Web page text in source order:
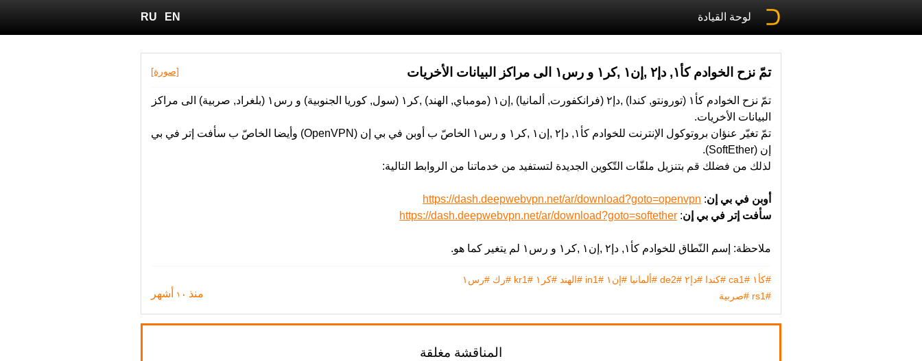
لوحة القيادة EN
RU
[صورة] تمّ نزح الخوادم كأ١, دإ٢ ,إن١ ,كر١ و رس١ الى مراكز البيانات الأخريات
تمّ نزح الخوادم كأ١ (تورونتو, كندا) ,دإ٢ (فرانكفورت, ألمانيا) ,إن١ (مومباي, الهند) ,كر١ (سول, كوريا الجنوبية) و رس١ (بلغراد, صربية) الى مراكز
البيانات الأخريات.
تمّ ‫تغيّر عنؤان بروتوكول الإنترنت للخوادم كأ١, دإ٢ ,إن١ ,كر١ و رس١ الخاصّ ب أوبن في بي إن (OpenVPN) وأيضا الخاصّ ب سأفت إتر في بي
إن (SoftEther).
لذلك من‬ ‫فضلك‬ قم بتنزيل‬ ملفّات التّكوين ‫الجديدة‬ ‫لتستفيد‬ ‫من‬ خدماتنا‬ ‫من‬ ‫الروابط‬ ‫التالية‬:
أوبن في بي إن:
https://dash.deepwebvpn.net/ar/download?goto=openvpn
سأفت إتر في بي إن:
https://dash.deepwebvpn.net/ar/download?goto=softether
ملاحظة: إسم النّطاق للخوادم كأ١, دإ٢ ,إن١ ,كر١ و رس١ لم يتغير‬ كما هو.
منذ 10 أشهر
#كأ١ #ca1 #كندا #دإ٢ #de2 #ألمانيا #إن١ #in1 #الهند #كر١ #kr1 #رك #رس١
#rs1
#صربية
المناقشة مغلقة